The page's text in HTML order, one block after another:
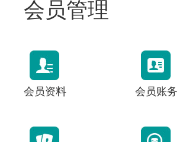
会员管理
会员资料 会员账务